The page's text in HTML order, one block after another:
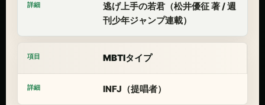
逃げ上手の若君（松井優征 著 / 週
刊少年ジャンプ連載）
MBTIタイプ
INFJ（提唱者）